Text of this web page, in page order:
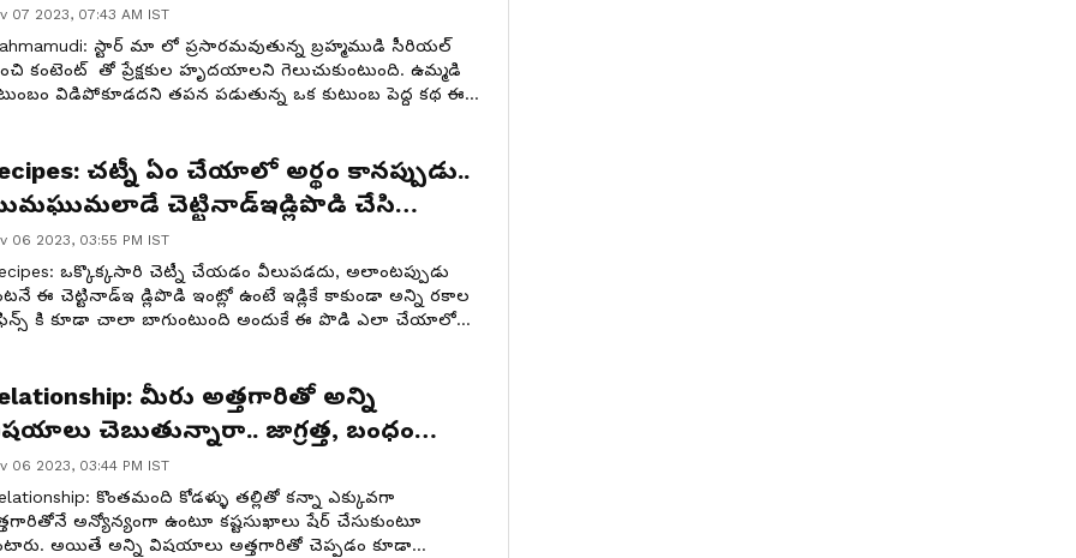
07 2023, 07:43 AM IST
స్టార్ మా లో ప్రసారమవుతున్న బ్రహ్మముడి సీరియల్
కంటెంట్ తో ప్రేక్షకుల హృదయాలని గెలుచుకుంటుంది. ఉమ్మడి
విడిపోకూడదని తపన పడుతున్న ఒక కుటుంబ పెద్ద కథ ఈ
చట్నీ ఏం చేయాలో అర్థం కానప్పుడు..
చెట్టినాడ్ఇడ్లిపొడి చేసి
06 2023, 03:55 PM IST
ఒక్కొక్కసారి చెట్నీ చేయడం వీలుపడదు, అలాంటప్పుడు
ఈ చెట్టినాడ్ఇ డ్లిపొడి ఇంట్లో ఉంటే ఇడ్లికే కాకుండా అన్ని రకాల
కి కూడా చాలా బాగుంటుంది అందుకే ఈ పొడి ఎలా చేయాలో
మీరు అత్తగారితో అన్ని
చెబుతున్నారా.. జాగ్రత్త, బంధం
06 2023, 03:44 PM IST
కొంతమంది కోడళ్ళు తల్లితో కన్నా ఎక్కువగా
అన్యోన్యంగా ఉంటూ కష్టసుఖాలు షేర్ చేసుకుంటూ
అయితే అన్ని విషయాలు అత్తగారితో చెప్పడం కూడా